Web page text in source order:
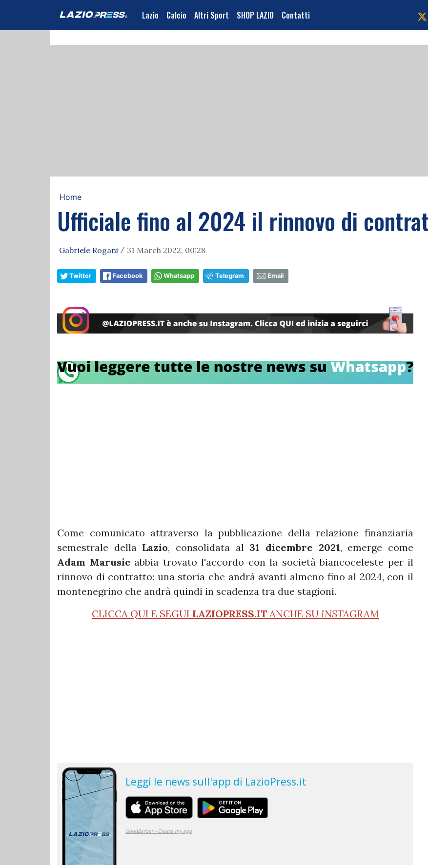
Lazio Calcio Altri Sport SHOP LAZIO Contatti
Home
Ufficiale fino al 2024 il rinnovo di
Gabriele Rogani / 31 March 2022, 00:28
Twitter Facebook Whatsapp Telegram Email
Come comunicato attraverso la pubblicazione della relazione finanziaria
semestrale della Lazio, consolidata al 31 dicembre 2021, emerge come
Adam Marusic abbia trovato l'accordo con la società biancoceleste per il
rinnovo di contratto: una storia che andrà avanti almeno fino al 2024, con il
montenegrino che andrà quindi in scadenza tra due stagioni.
CLICCA QUI E SEGUI LAZIOPRESS.IT ANCHE SU INSTAGRAM